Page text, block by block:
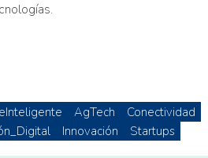
AgTech
Conectividad
Innovación Startups